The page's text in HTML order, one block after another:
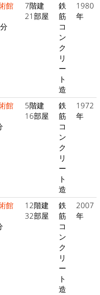
館
7階建
21部屋
鉄
筋
コ
ン
ク
リ
ー
ト
造
1980
年
館
5階建
16部屋
鉄
筋
コ
ン
ク
リ
ー
ト
造
1972
年
館
12階建
32部屋
鉄
筋
コ
ン
ク
リ
ー
ト
造
2007
年